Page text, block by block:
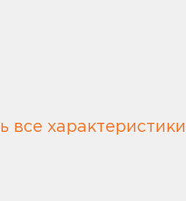
все характеристики